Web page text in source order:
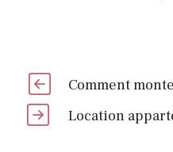
Comment
Location